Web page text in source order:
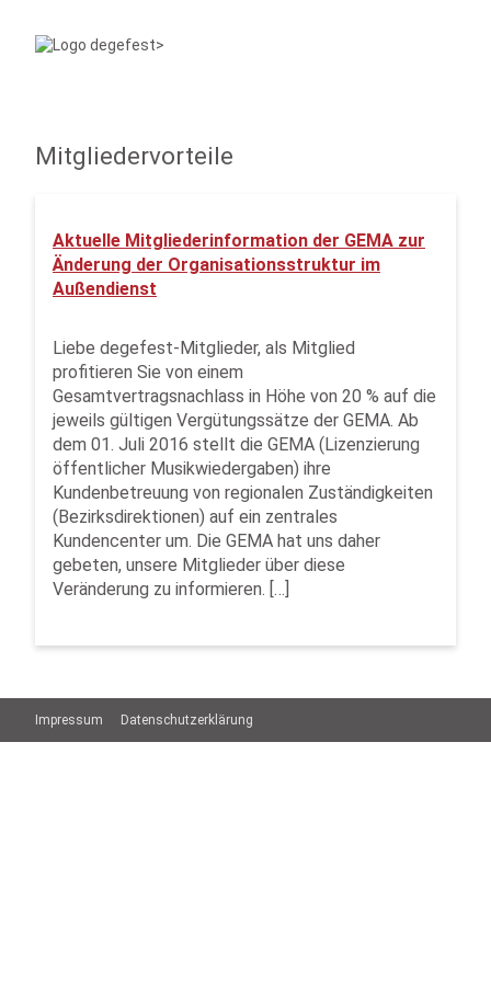
Mitgliedervorteile
Aktuelle Mitgliederinformation der GEMA zur
Änderung der Organisationsstruktur im
Außendienst
Liebe degefest-Mitglieder, als Mitglied
profitieren Sie von einem
Gesamtvertragsnachlass in Höhe von 20 % auf die
jeweils gültigen Vergütungssätze der GEMA. Ab
dem 01. Juli 2016 stellt die GEMA (Lizenzierung
öffentlicher Musikwiedergaben) ihre
Kundenbetreuung von regionalen Zuständigkeiten
(Bezirksdirektionen) auf ein zentrales
Kundencenter um. Die GEMA hat uns daher
gebeten, unsere Mitglieder über diese
Veränderung zu informieren. […]
Impressum Datenschutzerklärung